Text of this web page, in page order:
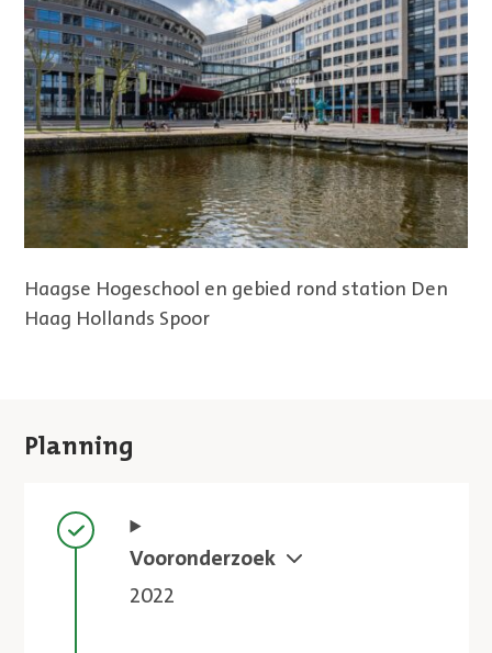
Haagse Hogeschool en gebied rond station Den
Haag Hollands Spoor
Planning
Stap voltooid
Vooronderzoek
2022